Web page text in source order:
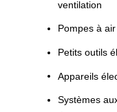
ventilation
Pompes à
Petits outils
Appareils
Systèmes